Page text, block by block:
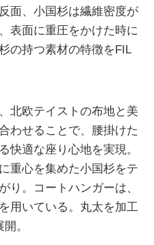
面、小国杉は繊維密度が
表面に重圧をかけた時に
の持つ素材の特徴をFIL
北欧テイストの布地と美
わせることで、腰掛けた
快適な座り心地を実現。
重心を集めた小国杉をテ
り。コートハンガーは、
用いている。丸太を加工
。